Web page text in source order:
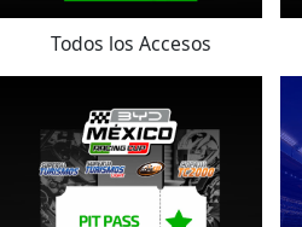
Todos los Accesos